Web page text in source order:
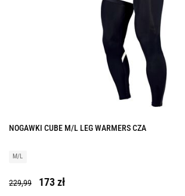
NOGAWKI CUBE M/L LEG WARMERS CZA
M/L
229,99 173 zł